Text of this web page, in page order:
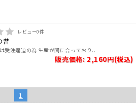
レビュー0件
昔
受注逼迫の為 生産が間に合っており..
販売価格: 2,160円(税込)
1